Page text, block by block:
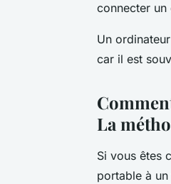
connecter un
Un
car il est
La
Si vous êtes
portable à